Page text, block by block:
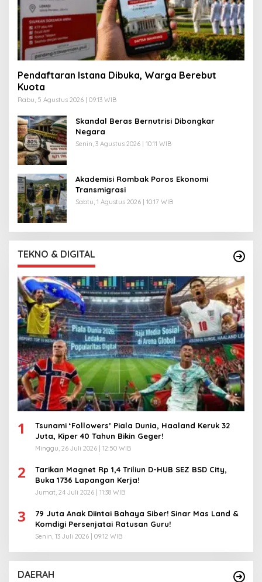
Pendaftaran Istana Dibuka, Warga Berebut
Kuota
Rabu, 5 Agustus 2026 | 09:13 WIB
Skandal Beras Bernutrisi Dibongkar
Negara
Senin, 3 Agustus 2026 | 10:11 WIB
Akademisi Rombak Poros Ekonomi
Transmigrasi
Sabtu, 1 Agustus 2026 | 10:17 WIB
TEKNO & DIGITAL
1
Tsunami ‘Followers’ Piala Dunia, Haaland Keruk 32
Juta, Kiper 40 Tahun Bikin Geger!
Minggu, 26 Juli 2026 | 12:50 WIB
2
Tarikan Magnet Rp 1,4 Triliun D-HUB SEZ BSD City,
Buka 1736 Lapangan Kerja!
Jumat, 24 Juli 2026 | 11:38 WIB
3
79 Juta Anak Diintai Bahaya Siber! Sinar Mas Land &
Komdigi Persenjatai Ratusan Guru!
Senin, 13 Juli 2026 | 09:12 WIB
DAERAH